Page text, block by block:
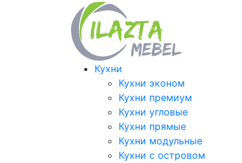
Кухни
Кухни эконом
Кухни премиум
Кухни угловые
Кухни прямые
Кухни модульные
Кухни с островом